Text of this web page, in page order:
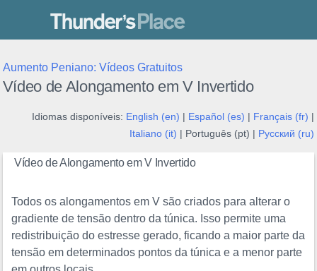
Thunder's Place
Aumento Peniano: Vídeos Gratuitos
Vídeo de Alongamento em V Invertido
Idiomas disponíveis: English (en) Español (es) Français (fr)
Italiano (it) | Português (pt) | Русский (ru)
Vídeo de Alongamento em V Invertido
Todos os alongamentos em V são criados para alterar o
gradiente de tensão dentro da túnica. Isso permite uma
redistribuição do estresse gerado, ficando a maior parte da
tensão em determinados pontos da túnica e a menor parte